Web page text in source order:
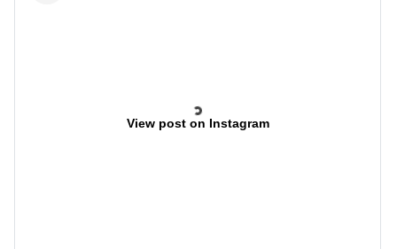
View post on Instagram